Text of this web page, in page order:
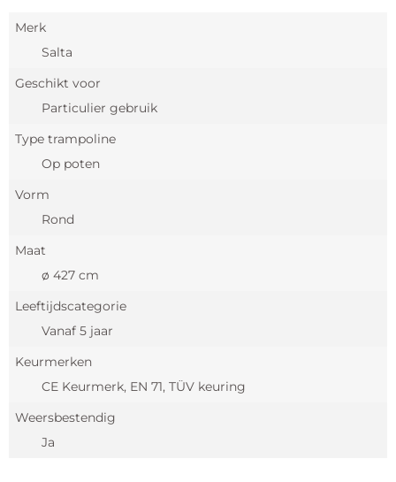
Merk
Salta
Geschikt voor
Particulier gebruik
Type trampoline
Op poten
Vorm
Rond
Maat
ø 427 cm
Leeftijdscategorie
Vanaf 5 jaar
Keurmerken
CE Keurmerk, EN 71, TÜV keuring
Weersbestendig
Ja